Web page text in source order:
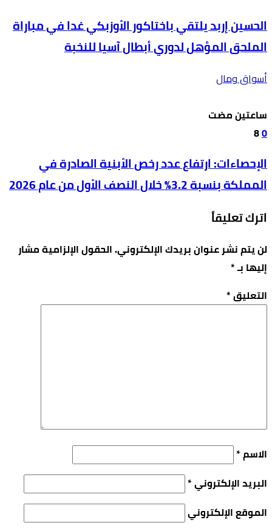
الحسين إربد يلتقي باختاكور الأوزبكي غدا في مباراة
الملحق المؤهل لدوري أبطال آسيا للنخبة
أسواق ومال
‫‫‫‏‫ساعتين مضت‬
0
8
الإحصاءات: ارتفاع عدد رخص الأبنية الصادرة في
المملكة بنسبة 3.2% خلال النصف الأول من عام 2026
اترك تعليقاً
لن يتم نشر عنوان بريدك الإلكتروني.الحقول الإلزامية مشار
إليها بـ*
التعليق*
الاسم*
البريد الإلكتروني*
الموقع الإلكتروني